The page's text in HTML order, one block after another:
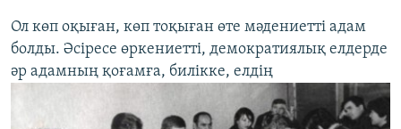
Ол көп оқыған, көп тоқыған өте мәдениетті адам
болды. Әсіресе өркениетті, демократиялық елдерде
әр адамның қоғамға, билікке, елдің